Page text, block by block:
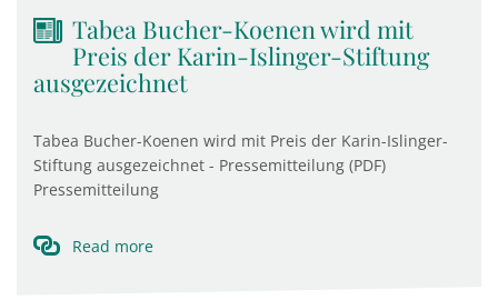
Tabea Bucher-Koenen wird mit
Preis der Karin-Islinger-Stiftung
ausgezeichnet
Tabea Bucher-Koenen wird mit Preis der Karin-Islinger-
Stiftung ausgezeichnet - Pressemitteilung (PDF)
Pressemitteilung
Read more